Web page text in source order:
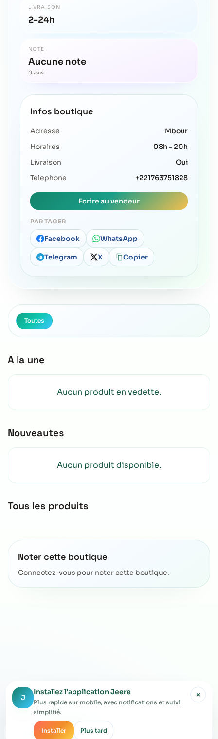
J
Installez l’application Jeere
Plus rapide sur mobile, avec notifications et suivi
simplifié.
Installer Plus tard
×
LIVRAISON
2-24h
NOTE
Aucune note
0 avis
Infos boutique
Adresse
Mbour
Horaires
08h - 20h
Livraison
Oui
Telephone
+221763751828
Ecrire au vendeur
PARTAGER
Facebook WhatsApp
Telegram X Copier
Toutes
A la une
Aucun produit en vedette.
Nouveautes
Aucun produit disponible.
Tous les produits
Noter cette boutique
Connectez-vous pour noter cette boutique.